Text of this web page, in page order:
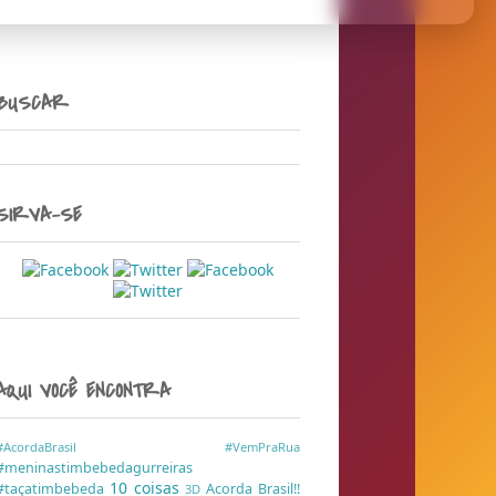
SE
VOCÊ ENCONTRA
#VemPraRua
10 coisas3DAcorda Brasil!!